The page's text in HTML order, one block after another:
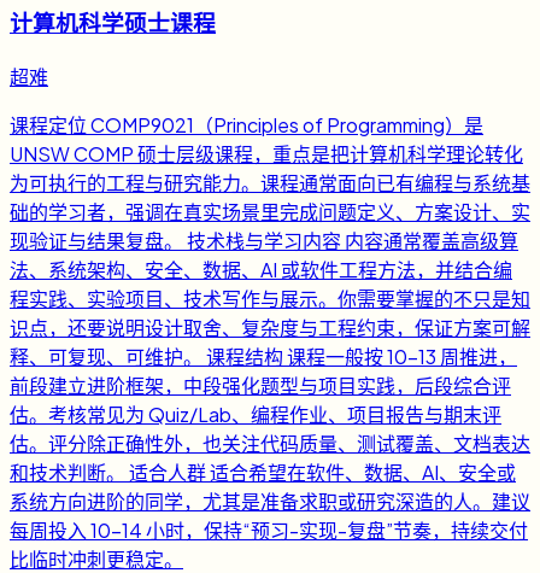
计算机科学硕士课程
超难
课程定位 COMP9021（Principles of Programming）是
UNSW COMP 硕士层级课程，重点是把计算机科学理论转化
为可执行的工程与研究能力。课程通常面向已有编程与系统基
础的学习者，强调在真实场景里完成问题定义、方案设计、实
现验证与结果复盘。 技术栈与学习内容 内容通常覆盖高级算
法、系统架构、安全、数据、AI 或软件工程方法，并结合编
程实践、实验项目、技术写作与展示。你需要掌握的不只是知
识点，还要说明设计取舍、复杂度与工程约束，保证方案可解
释、可复现、可维护。 课程结构 课程一般按 10-13 周推进，
前段建立进阶框架，中段强化题型与项目实践，后段综合评
估。考核常见为 Quiz/Lab、编程作业、项目报告与期末评
估。评分除正确性外，也关注代码质量、测试覆盖、文档表达
和技术判断。 适合人群 适合希望在软件、数据、AI、安全或
系统方向进阶的同学，尤其是准备求职或研究深造的人。建议
每周投入 10-14 小时，保持“预习-实现-复盘”节奏，持续交付
比临时冲刺更稳定。